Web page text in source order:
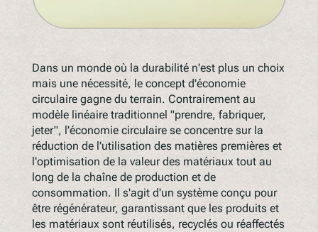
Dans un monde où la durabilité n'est plus un choix
mais une nécessité, le concept d'économie
circulaire gagne du terrain. Contrairement au
modèle linéaire traditionnel "prendre, fabriquer,
jeter", l'économie circulaire se concentre sur la
réduction de l'utilisation des matières premières et
l'optimisation de la valeur des matériaux tout au
long de la chaîne de production et de
consommation. Il s'agit d'un système conçu pour
être régénérateur, garantissant que les produits et
les matériaux sont réutilisés, recyclés ou réaffectés